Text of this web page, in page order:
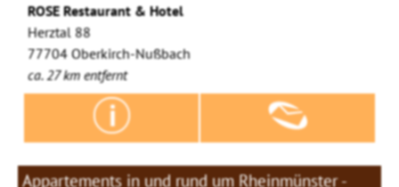
ROSE Restaurant & Hotel
Herztal 88
77704 Oberkirch-Nußbach
ca. 27 km entfernt
Appartements in und rund um Rheinmünster -